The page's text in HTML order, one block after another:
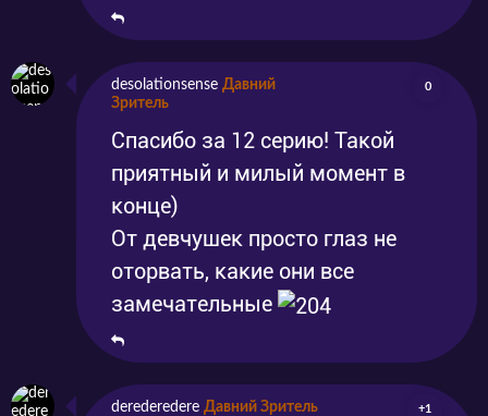
Узнаете во втором сезоне. Смотрите " Живую
Нидзигасаки 2" бесплатно на нашем сайте.
Также не забывайте ставить лайки и
делиться мнениями в комментариях.
desolationsense Давний
Зритель
0
Спасибо за 12 серию! Такой
приятный и милый момент в
конце)
От девчушек просто глаз не
оторвать, какие они все
замечательные
derederedere Давний Зритель +1